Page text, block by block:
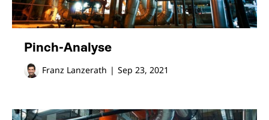
Pinch-Analyse
Franz Lanzerath | Sep 23, 2021